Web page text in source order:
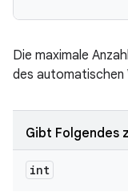
Die maximale
des automatischen
Gibt Folgendes
int